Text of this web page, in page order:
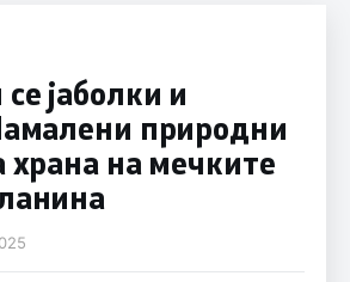
јаболки и
природни
храна на мечките